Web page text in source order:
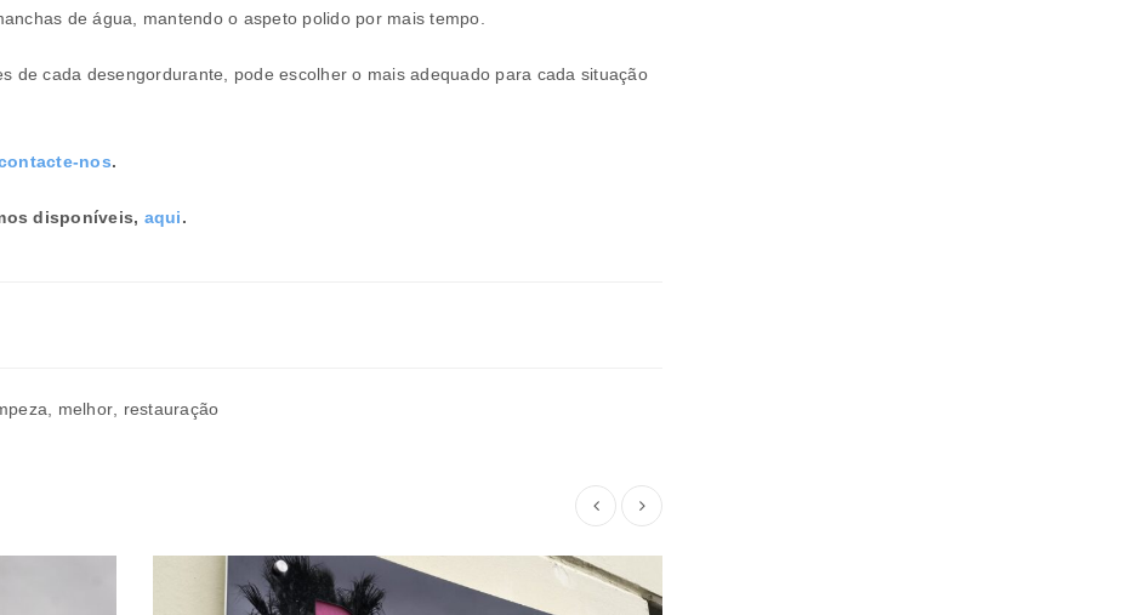
de água, mantendo o aspeto polido por mais tempo.
de cada desengordurante, pode escolher o mais adequado para cada situação
nos.
disponíveis, aqui.
melhor restauração